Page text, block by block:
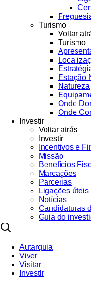
Turismo
Voltar
Turismo
Estação
Natureza
Onde
Onde
Investir
Voltar atrás
Investir
Incentivos e
Missão
Benefícios
Marcações
Parcerias
Ligações úteis
Notícias
Candidaturas
Guia do
Autarquia
Viver
Visitar
Investir